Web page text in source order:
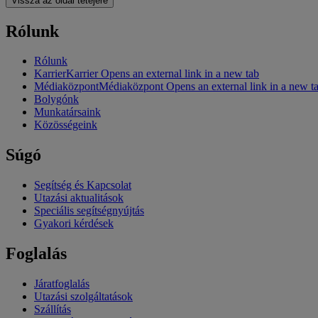
Rólunk
Rólunk
KarrierKarrier Opens an external link in a new tab
MédiaközpontMédiaközpont Opens an external link in a new
Bolygónk
Munkatársaink
Közösségeink
Súgó
Segítség és Kapcsolat
Utazási aktualitások
Speciális segítségnyújtás
Gyakori kérdések
Foglalás
Járatfoglalás
Utazási szolgáltatások
Szállítás